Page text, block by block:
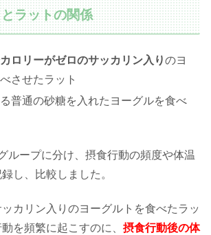
ラットの関係
カロリーがゼロのサッカリン入りのヨ
させたラット
普通の砂糖を入れたヨーグルを食べ
ループに分け、摂食行動の頻度や体温
し、比較しました。
カリン入りのヨーグルトを食べたラッ
を頻繁に起こすのに、 摂食行動後の体